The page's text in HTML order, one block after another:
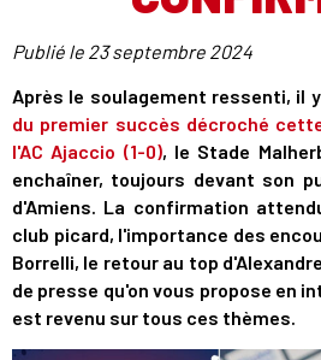
Publié le 23 septembre 2024
Après le soulagement ressenti, il
du premier succès décroché
l'AC Ajaccio (1-0), le Stade
enchaîner, toujours devant son
d'Amiens. La confirmation
club picard, l'importance des
Borrelli, le retour au top
de presse qu'on vous propose en
est revenu sur tous ces thèmes.